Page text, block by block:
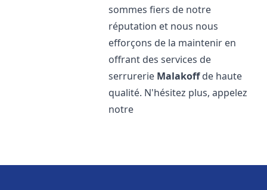
sommes fiers de notre
réputation et nous nous
efforçons de la maintenir en
offrant des services de
serrurerie Malakoffde haute
qualité. N'hésitez plus, appelez
notre